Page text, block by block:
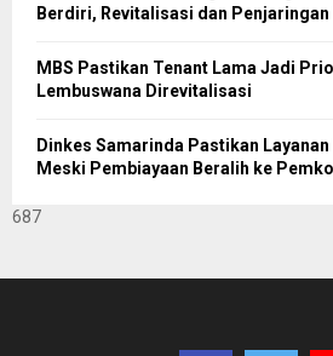
Berdiri, Revitalisasi dan
MBS Pastikan Tenant Lama Jadi
Lembuswana Direvitalisasi
Dinkes Samarinda Pastikan Layanan
Meski Pembiayaan Beralih ke
687